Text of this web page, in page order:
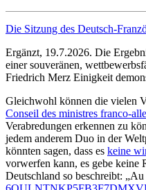
Die Sitzung des Deutsch-
Ergänzt, 19.7.2026. Die
einer souveränen,
Friedrich Merz Einigkeit
Gleichwohl können die vielen
Conseil des ministres franco-
Verabredungen erkennen zu
jedem anderem Duo in der
könnten sagen, dass es keine
vorwerfen kann, es gebe keine
Deutschland so beschreibt: